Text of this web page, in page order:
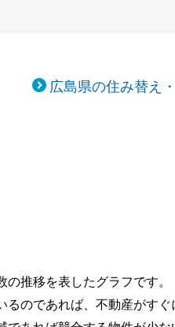
広島県の住み替え
推移を表したグラフです。
るのであれば、不動産がす